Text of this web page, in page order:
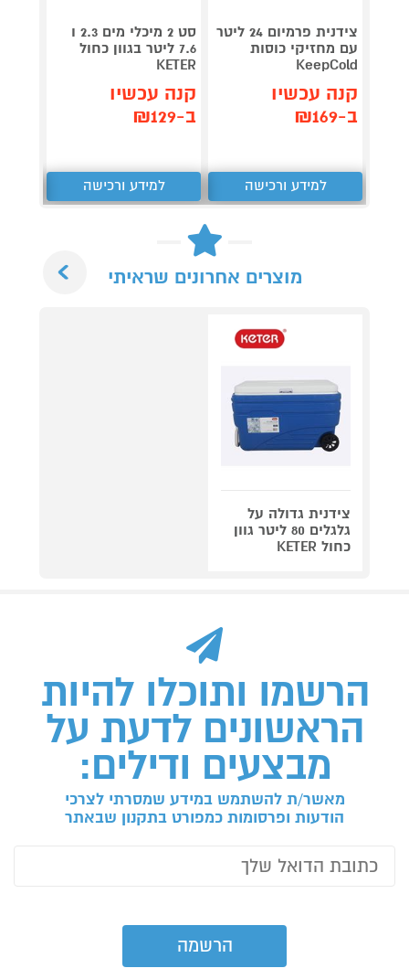
צידנית פרמיום 24 ליטר
עם מחזיקי כוסות
KeepCold
קנה עכשיו
ב-₪169
למידע ורכישה
סט 2 מיכלי מים 2.3 ו
7.6 ליטר בגוון כחול
KETER
קנה עכשיו
ב-₪129
למידע ורכישה
מוצרים אחרונים שראיתי
צידנית גדולה על
גלגלים 80 ליטר גוון
כחול KETER
הרשמו ותוכלו להיות
הראשונים לדעת על
מבצעים ודילים:
מאשר/ת להשתמש במידע שמסרתי לצרכי
הודעות ופרסומות כמפורט בתקנון שבאתר